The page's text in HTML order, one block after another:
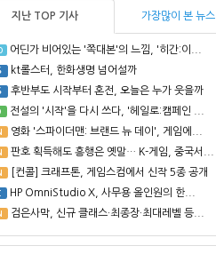
지난 TOP 기사 가장많이 본 뉴스
어딘가 비어있는 '쪽대본'의 느낌, '히간:이...
kt롤스터, 한화생명 넘어설까
후반부도 시작부터 혼전, 오늘은 누가 웃을까
전설의 '시작'을 다시 쓰다, '헤일로:캠페인 ...
영화 '스파이더맨: 브랜드 뉴 데이', 게임에...
판호 획득해도 흥행은 옛말… K-게임, 중국서...
[컨콜] 크래프톤, 게임스컴에서 신작 5종 공개
HP OmniStudio X, 사무용 올인원의 한...
검은사막, 신규 클래스·최종장·최대레벨 등...